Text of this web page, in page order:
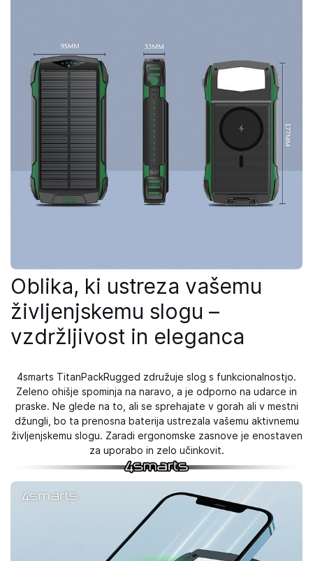
Oblika, ki ustreza vašemu
življenjskemu slogu –
vzdržljivost in eleganca
4smarts TitanPackRugged združuje slog s funkcionalnostjo.
Zeleno ohišje spominja na naravo, a je odporno na udarce in
praske. Ne glede na to, ali se sprehajate v gorah ali v mestni
džungli, bo ta prenosna baterija ustrezala vašemu aktivnemu
življenjskemu slogu. Zaradi ergonomske zasnove je enostaven
za uporabo in zelo učinkovit.